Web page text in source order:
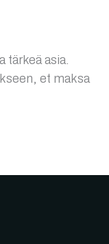
tärkeä asia.
et maksa